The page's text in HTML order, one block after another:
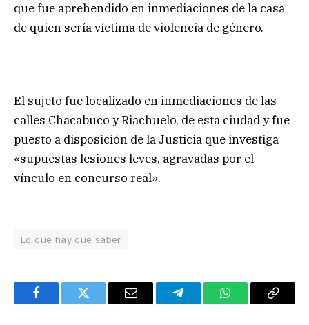
que fue aprehendido en inmediaciones de la casa
de quien sería víctima de violencia de género.
El sujeto fue localizado en inmediaciones de las
calles Chacabuco y Riachuelo, de esta ciudad y fue
puesto a disposición de la Justicia que investiga
«supuestas lesiones leves, agravadas por el
vínculo en concurso real».
Lo que hay que saber
FacebookTwitter Email TelegramWhatsAppCopy